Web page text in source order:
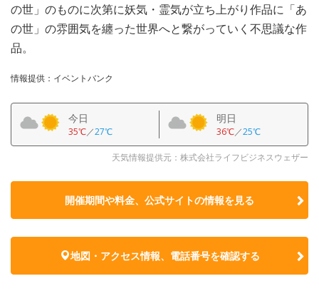
の世」のものに次第に妖気・霊気が立ち上がり作品に「あ
の世」の雰囲気を纏った世界へと繋がっていく不思議な作
品。
情報提供：イベントバンク
今日
35℃／27℃
明日
36℃／25℃
天気情報提供元：株式会社ライフビジネスウェザー
開催期間や料金、公式サイトの情報を見る
地図・アクセス情報、電話番号を確認する